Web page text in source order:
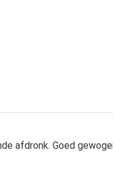
afdronk. Goed